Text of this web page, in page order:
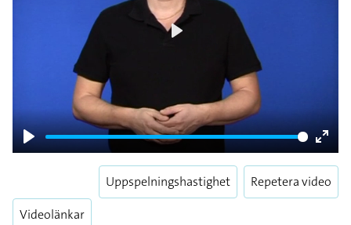
Play
Enter
Videolänkar
Uppspelningshastighet Repetera video